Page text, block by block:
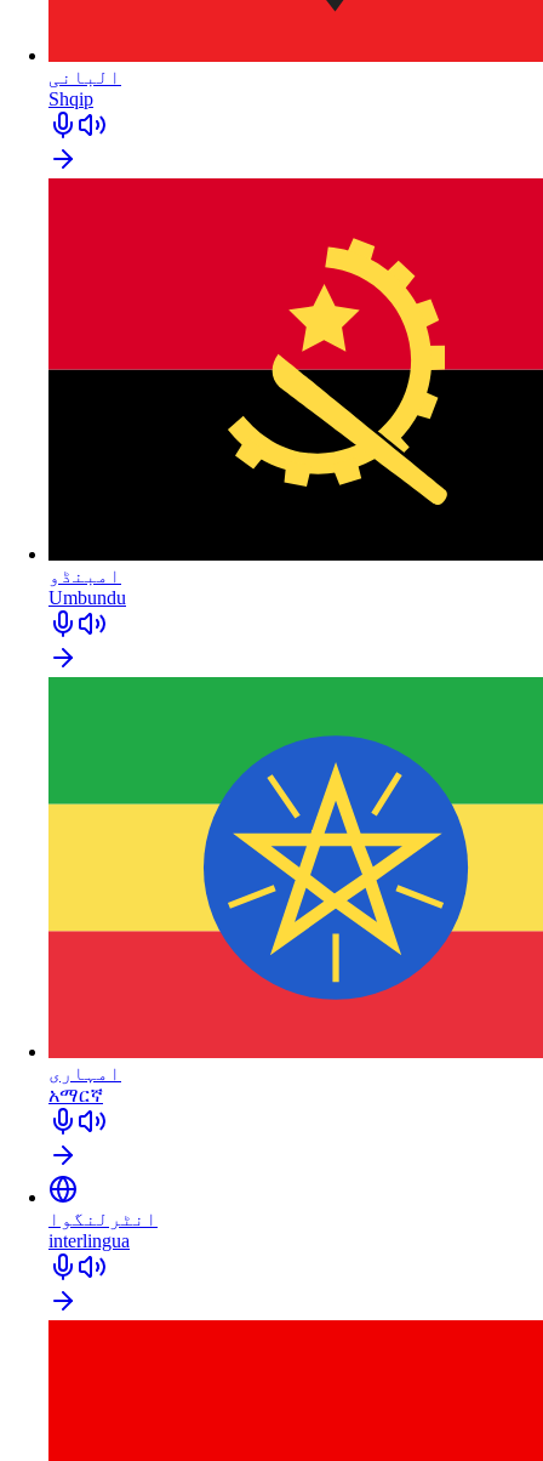
البانی
Shqip
امبنڈو
Umbundu
امہاری
አማርኛ
انٹرلنگوا
interlingua